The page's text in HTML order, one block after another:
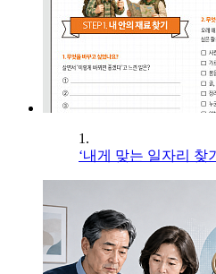
1.
‘내게 맞는 일자리 찾